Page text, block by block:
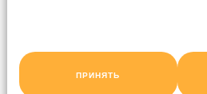
ПРИНЯТЬ